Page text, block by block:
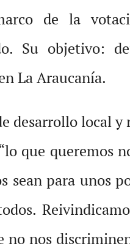
de la
Su objetivo:
La Araucanía.
desarrollo local y
que queremos
para unos
no nos